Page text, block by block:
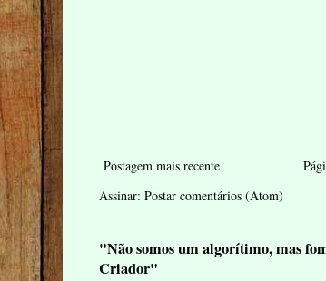
Postagem mais recente
Assinar: Postar comentários (Atom)
"Não somos um algorítimo, mas
Criador"